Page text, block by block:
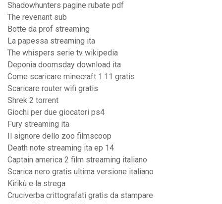
Shadowhunters pagine rubate pdf
The revenant sub
Botte da prof streaming
La papessa streaming ita
The whispers serie tv wikipedia
Deponia doomsday download ita
Come scaricare minecraft 1.11 gratis
Scaricare router wifi gratis
Shrek 2 torrent
Giochi per due giocatori ps4
Fury streaming ita
Il signore dello zoo filmscoop
Death note streaming ita ep 14
Captain america 2 film streaming italiano
Scarica nero gratis ultima versione italiano
Kirikù e la strega
Cruciverba crittografati gratis da stampare